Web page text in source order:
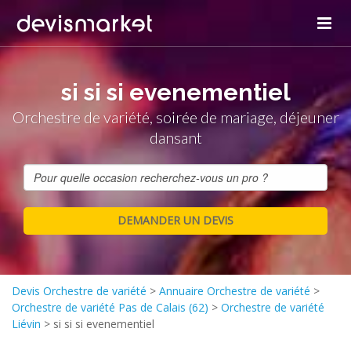
si si si evenementiel
Orchestre de variété, soirée de mariage, déjeuner
dansant
Devis Orchestre de variété > Annuaire Orchestre de variété >
Orchestre de variété Pas de Calais (62) > Orchestre de variété
Liévin > si si si evenementiel